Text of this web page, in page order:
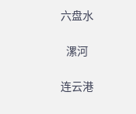
六盘水
漯河
连云港